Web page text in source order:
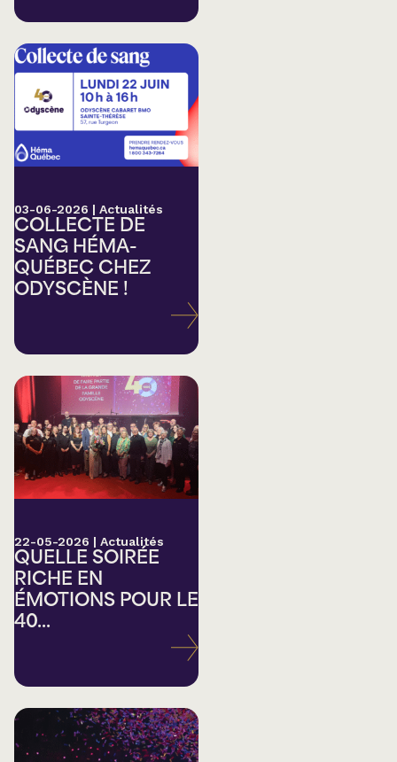
03-06-2026 | Actualités
COLLECTE DE
SANG HÉMA-
QUÉBEC CHEZ
ODYSCÈNE !
22-05-2026 | Actualités
QUELLE SOIRÉE
RICHE EN
ÉMOTIONS POUR LE
40...